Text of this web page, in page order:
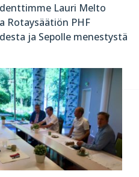
Lauri Melto
Rotaysäätiön PHF
ja Sepolle menestystä